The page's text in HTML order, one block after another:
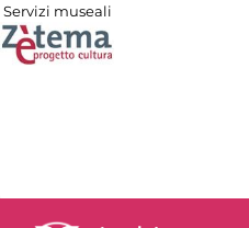
Servizi museali